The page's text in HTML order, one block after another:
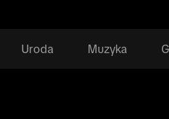
Uroda Muzyka